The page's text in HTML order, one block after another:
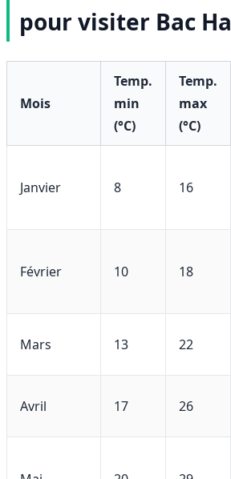
pour visiter Bac Ha
Mois
Temp.
min
(°C)
Temp.
max
(°C)
Janvier 8 16
Février 10 18
Mars 13 22
Avril 17 26